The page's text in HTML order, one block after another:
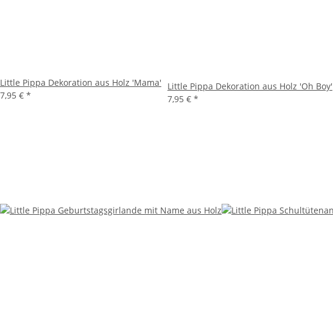
Little Pippa Dekoration aus Holz 'Mama'
7,95 € *
Little Pippa Dekoration aus Holz 'Oh Boy'
7,95 € *